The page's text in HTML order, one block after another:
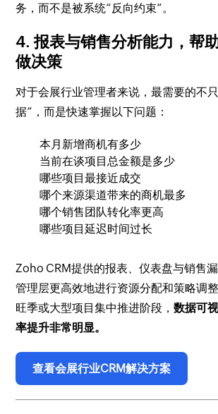
务，而不是被系统“反向约束”。
4. 报表与销售分析能力，帮
做决策
对于会展行业管理者来说，最需要的不
据”，而是快速掌握以下问题：
本月新增商机有多少
当前在谈项目总金额是多少
哪些项目最接近成交
哪个来源渠道带来的商机最多
哪个销售团队转化率更高
哪些项目延迟时间过长
Zoho CRM提供的报表、仪表盘与销售
管理层更高效地进行资源分配和策略调
旺季或大型项目集中推进阶段，数据可
率提升非常明显。
查看会展行业CRM解决方案